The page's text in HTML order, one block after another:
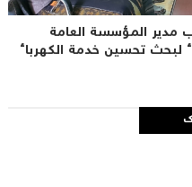
المؤسسة العامة
تحسين خدمة الكهرباء